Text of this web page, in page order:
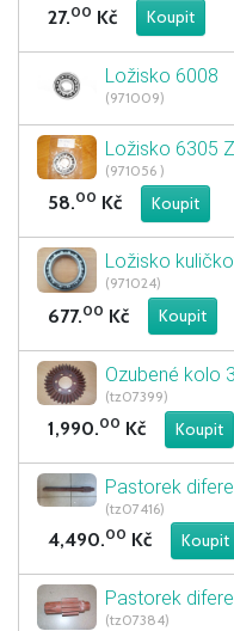
27.00 Kč
Ložisko 6008
(971009)
Ložisko 6305
(971056 )
58.00 Kč
Ložisko
(971024)
677.00 Kč
Ozubené kolo
(tz07399)
1,990.00 Kč
Pastorek
(tz07416)
4,490.00 Kč
Pastorek
(tz07384)